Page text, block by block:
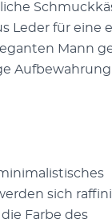
Leder für eine
Mann
sich
Farbe des